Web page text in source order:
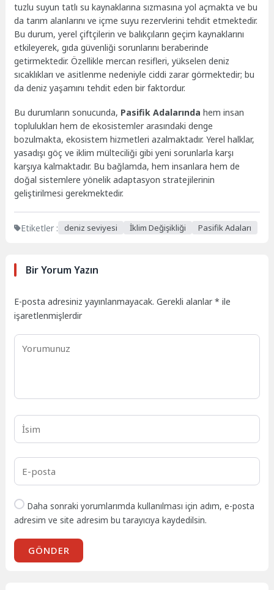
tuzlu suyun tatlı su kaynaklarına sızmasına yol açmakta ve bu
da tarım alanlarını ve içme suyu rezervlerini tehdit etmektedir.
Bu durum, yerel çiftçilerin ve balıkçıların geçim kaynaklarını
etkileyerek, gıda güvenliği sorunlarını beraberinde
getirmektedir. Özellikle mercan resifleri, yükselen deniz
sıcaklıkları ve asitlenme nedeniyle ciddi zarar görmektedir; bu
da deniz yaşamını tehdit eden bir faktordur.
Bu durumların sonucunda, Pasifik Adalarında hem insan
toplulukları hem de ekosistemler arasındaki denge
bozulmakta, ekosistem hizmetleri azalmaktadır. Yerel halklar,
yasadışı göç ve iklim mülteciliği gibi yeni sorunlarla karşı
karşıya kalmaktadır. Bu bağlamda, hem insanlara hem de
doğal sistemlere yönelik adaptasyon stratejilerinin
geliştirilmesi gerekmektedir.
Etiketler : deniz seviyesi İklim Değişikliği Pasifik Adaları
Bir Yorum Yazın
E-posta adresiniz yayınlanmayacak. Gerekli alanlar* ile
işaretlenmişlerdir
Daha sonraki yorumlarımda kullanılması için adım, e-posta
adresim ve site adresim bu tarayıcıya kaydedilsin.
GÖNDER